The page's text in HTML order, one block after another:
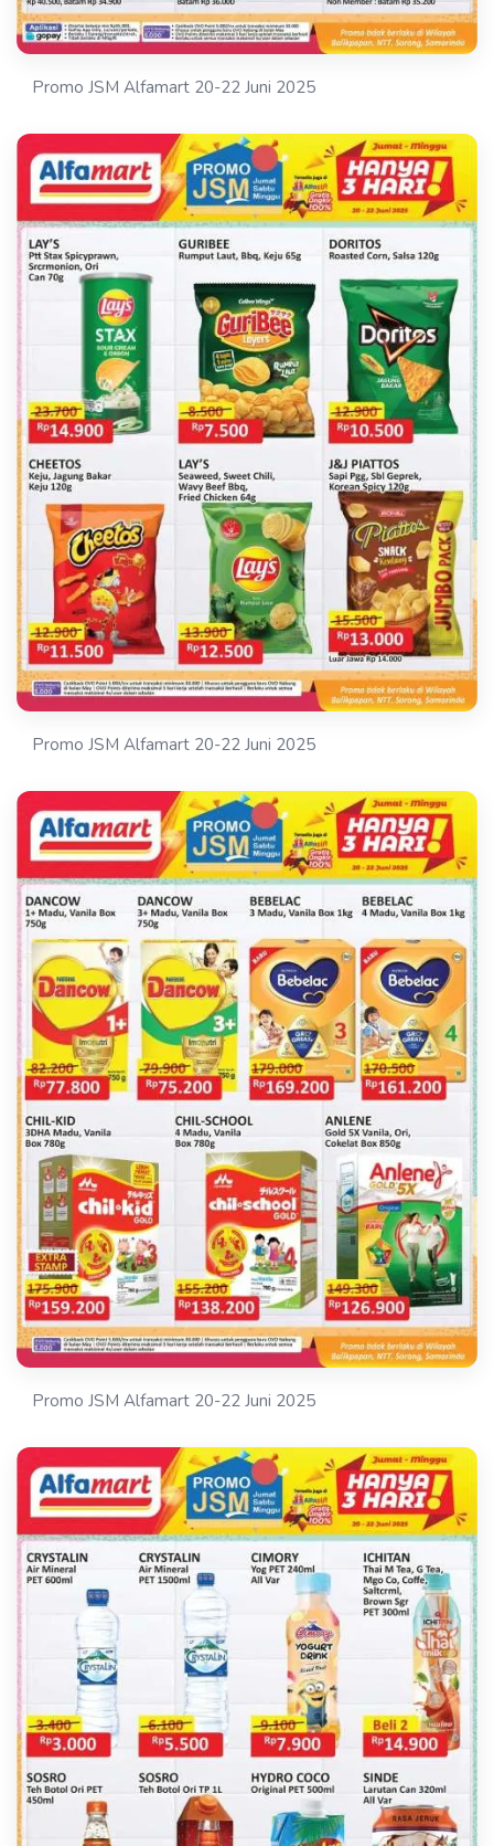
Promo JSM Alfamart 20-22 Juni 2025
Promo JSM Alfamart 20-22 Juni 2025
Promo JSM Alfamart 20-22 Juni 2025